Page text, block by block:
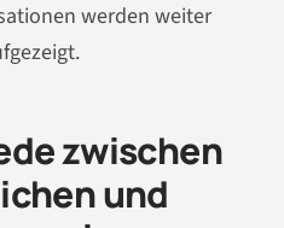
werden weiter
zwischen
und